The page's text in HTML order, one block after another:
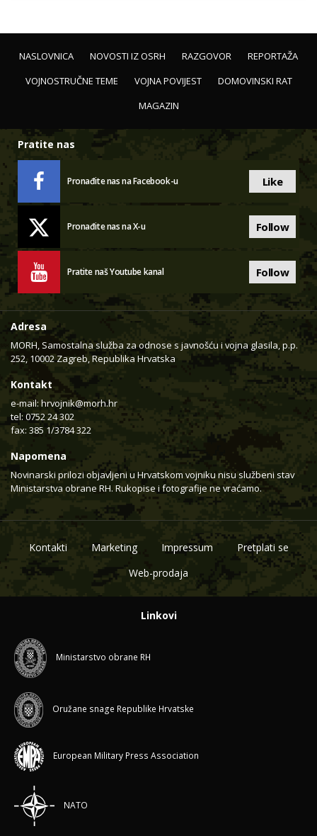
NASLOVNICA NOVOSTI IZ OSRH RAZGOVOR
REPORTAŽA
VOJNOSTRUČNE TEME
VOJNA POVIJEST
DOMOVINSKI RAT
MAGAZIN
Pratite nas
Pronađite nas na Facebook-u Like
Pronađite nas na X-u Follow
Pratite naš Youtube kanal Follow
Adresa
MORH, Samostalna služba za odnose s javnošću i vojna glasila, p.p.
252, 10002 Zagreb, Republika Hrvatska
Kontakt
e-mail: hrvojnik@morh.hr
tel: 0752 24 302
fax: 385 1/3784 322
Napomena
Novinarski prilozi objavljeni u Hrvatskom vojniku nisu službeni stav
Ministarstva obrane RH. Rukopise i fotografije ne vraćamo.
Kontakti Marketing Impressum
Pretplati se
Web-prodaja
Linkovi
Ministarstvo obrane RH
Oružane snage Republike Hrvatske
European Military Press Association
NATO